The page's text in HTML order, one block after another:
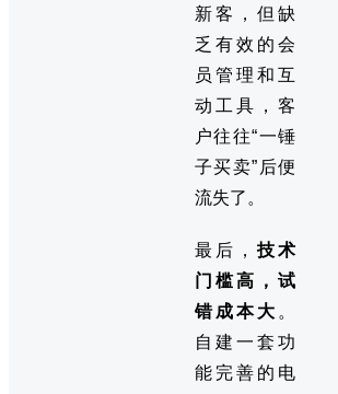
新客，但缺
乏有效的会
员管理和互
动工具，客
户往往“一锤
子买卖”后便
流失了。
最后， 技术
门槛高，试
错成本大 。
自建一套功
能完善的电